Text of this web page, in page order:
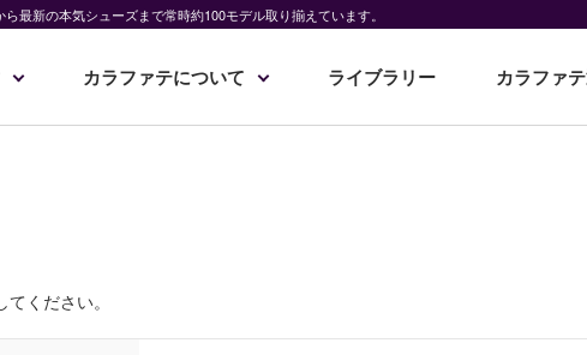
最新の本気シューズまで常時約100モデル取り揃えています。
カラファテについて ライブラリー カラファ
ください。